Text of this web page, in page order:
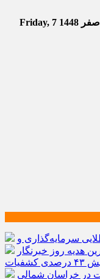
Friday, 7
سرمایه‌گذاری و
هدیه روز خبرنگار
امنیت مردم خط قرمز پلیس است/ افزایش ۴۳ درصدی کشفیات